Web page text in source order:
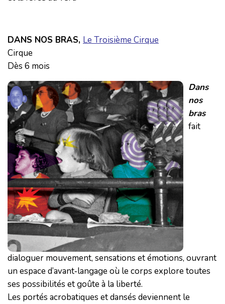
DANS NOS BRAS, Le Troisième Cirque
Cirque
Dès 6 mois
Dans
nos
bras
fait
dialoguer mouvement, sensations et émotions, ouvrant
un espace d’avant‑langage où le corps explore toutes
ses possibilités et goûte à la liberté.
Les portés acrobatiques et dansés deviennent le